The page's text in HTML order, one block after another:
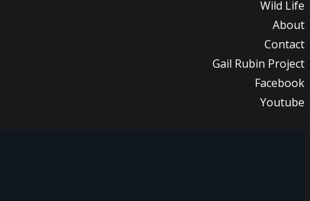
Wild Life
About
Contact
Gail Rubin Project
Facebook
Youtube